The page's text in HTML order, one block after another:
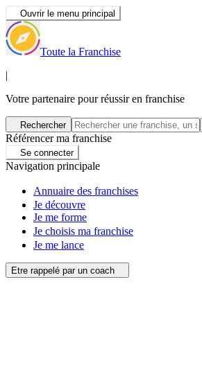
Ouvrir le menu principal
Toute la Franchise
|
Votre partenaire pour réussir en franchise
Rechercher
Référencer ma franchise
Se connecter
Navigation principale
Annuaire des franchises
Je découvre
Je me forme
Je choisis ma franchise
Je me lance
Etre rappelé par un coach